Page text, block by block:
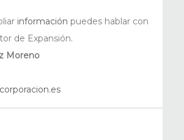
información puedes hablar con
de Expansión.
Moreno